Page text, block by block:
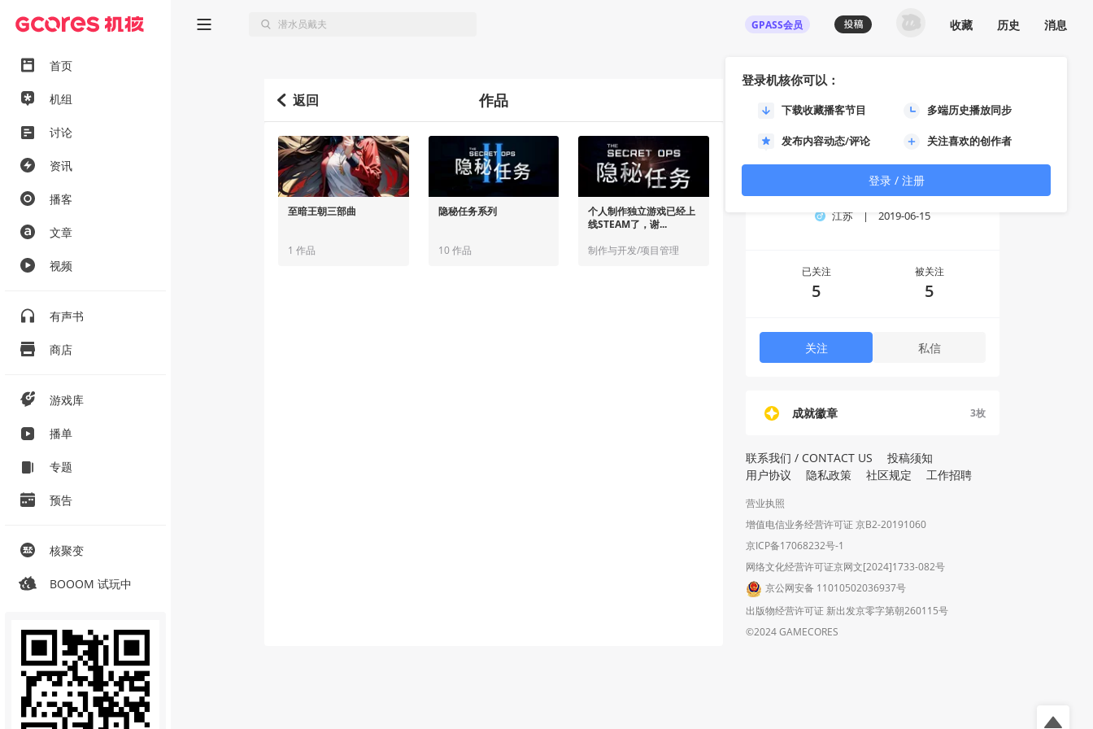
首页
机组
讨论
资讯
播客
文章
视频
有声书
商店
游戏库
播单
专题
预告
核聚变
BOOOM 试玩中
GPASS会员
登录机核你可以：
下载收藏播客节目 多端历史播放同步
发布内容动态/评论 关注喜欢的创作者
登录 / 注册
收藏 历史 消息
返回 作品
至暗王朝三部曲
1 作品
隐秘任务系列
10 作品
个人制作独立游戏已经上
线STEAM了，谢...
制作与开发/项目管理
Zhu Cong沢
江苏 | 2019-06-15
已关注
5
被关注
5
关注 私信
成就徽章 3枚
联系我们 / CONTACT US
投稿须知
用户协议
隐私政策 社区规定 工作招聘
营业执照
增值电信业务经营许可证 京B2-20191060
京ICP备17068232号-1
网络文化经营许可证京网文[2024]1733-082号
京公网安备 11010502036937号
出版物经营许可证 新出发京零字第朝260115号
©2024 GAMECORES